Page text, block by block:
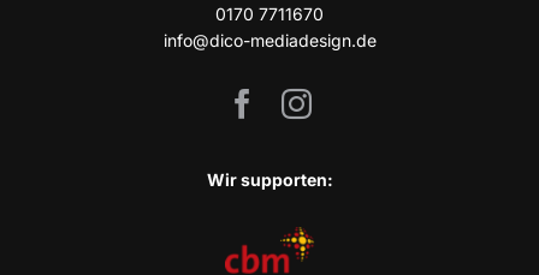
0170 7711670
info@dico-mediadesign.de
Wir sup­port­en: